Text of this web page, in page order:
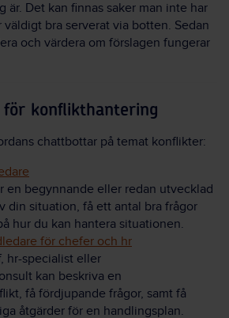
är. Det kan finnas saker man inte har
väldigt bra serverat via botten. Sedan
och värdera om förslagen fungerar
för konflikthantering
chattbottar på temat konflikter:
en begynnande eller redan utvecklad
din situation, få ett antal bra frågor
hur du kan hantera situationen.
för chefer och hr
hr-specialist eller
kan beskriva en
få fördjupande frågor, samt få
åtgärder för en handlingsplan.